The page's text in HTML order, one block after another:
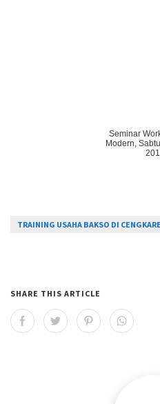
Seminar
Modern,
TRAINING USAHA BAKSO DI
SHARE THIS ARTICLE